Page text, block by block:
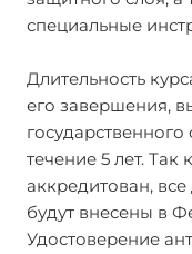
специальные
Длительность
его завершения,
течение 5 лет.
аккредитован,
будут внесены в
Удостоверение